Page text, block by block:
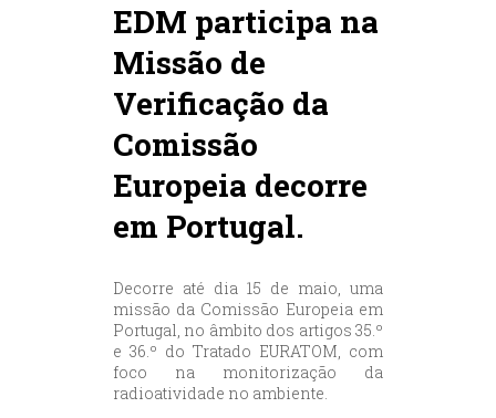
EDM participa na
Missão de
Verificação da
Comissão
Europeia decorre
em Portugal.
Decorre até dia 15 de maio, uma
missão da Comissão Europeia em
Portugal, no âmbito dos artigos 35.º
e 36.º do Tratado EURATOM, com
foco na monitorização da
radioatividade no ambiente.